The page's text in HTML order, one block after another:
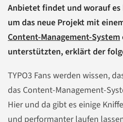
Anbietet findet und worauf
um das neue Projekt mit
Content-Management-System
unterstützten, erklärt der
TYPO3 Fans werden wissen,
das Content-Management-
Hier und da gibt es einige
und performanter laufen